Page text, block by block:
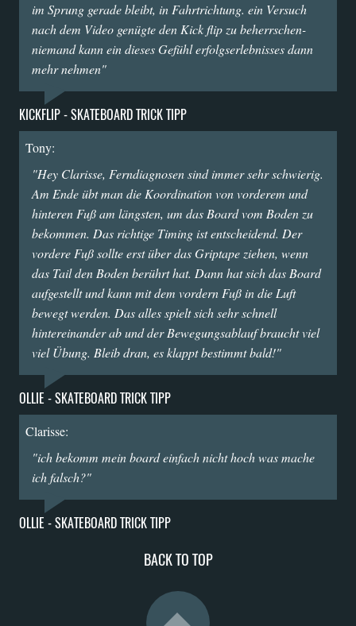
im Sprung gerade bleibt, in Fahrtrichtung. ein Versuch
nach dem Video genügte den Kick flip zu beherrschen-
niemand kann ein dieses Gefühl erfolgserlebnisses dann
mehr nehmen"
KICKFLIP - SKATEBOARD TRICK TIPP
Tony:
"Hey Clarisse, Ferndiagnosen sind immer sehr schwierig.
Am Ende übt man die Koordination von vorderem und
hinteren Fuß am längsten, um das Board vom Boden zu
bekommen. Das richtige Timing ist entscheidend. Der
vordere Fuß sollte erst über das Griptape ziehen, wenn
das Tail den Boden berührt hat. Dann hat sich das Board
aufgestellt und kann mit dem vordern Fuß in die Luft
bewegt werden. Das alles spielt sich sehr schnell
hintereinander ab und der Bewegungsablauf braucht viel
viel Übung. Bleib dran, es klappt bestimmt bald!"
OLLIE - SKATEBOARD TRICK TIPP
Clarisse:
"ich bekomm mein board einfach nicht hoch was mache
ich falsch?"
OLLIE - SKATEBOARD TRICK TIPP
BACK TO TOP